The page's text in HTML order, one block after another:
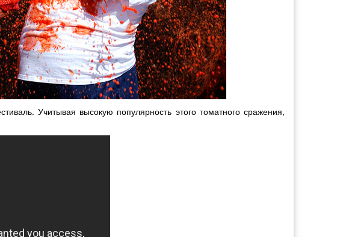
Учитывая высокую популярность этого томатного сражения,